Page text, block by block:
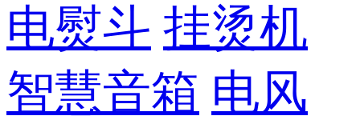
电熨斗 挂烫机
智慧音箱 电风